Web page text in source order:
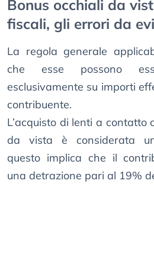
Bonus occhiali da
fiscali, gli errori da
La regola generale
che esse possono
esclusivamente su importi
contribuente.
L’acquisto di lenti a contatto
da vista è considerata
questo implica che il
una detrazione pari al 19%